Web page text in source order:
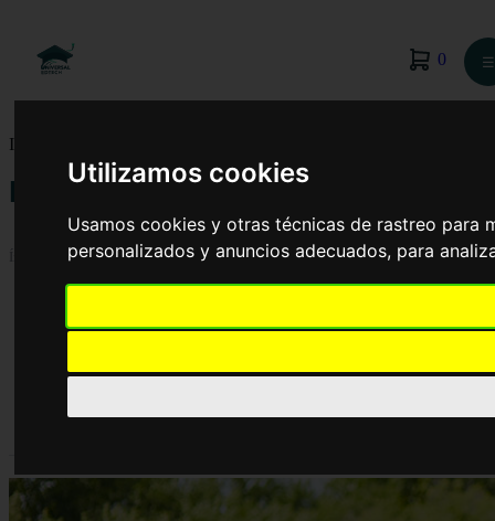
Utilizamos cookies
Usamos cookies y otras técnicas de rastreo para
personalizados y anuncios adecuados, para
0 ☰
Inicio
Fútbol
Fútbol femenino